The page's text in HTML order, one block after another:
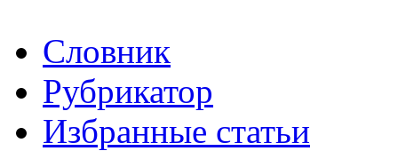
Словник
Рубрикатор
Избранные статьи